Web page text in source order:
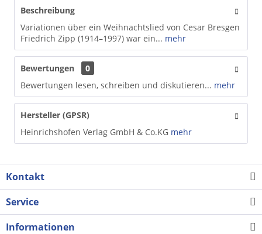
Beschreibung
Variationen über ein Weihnachtslied von Cesar Bresgen
Friedrich Zipp (1914–1997) war ein... mehr
Bewertungen
0
Bewertungen lesen, schreiben und diskutieren... mehr
Hersteller (GPSR)
Heinrichshofen Verlag GmbH & Co.KG mehr
Kontakt
Service
Informationen